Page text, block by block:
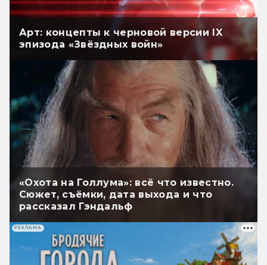
Арт: концепты к черновой версии IX
эпизода «Звёздных войн»
«Охота на Голлума»: всё что известно.
Сюжет, съёмки, дата выхода и что
рассказал Гэндальф
РЕКЛАМА